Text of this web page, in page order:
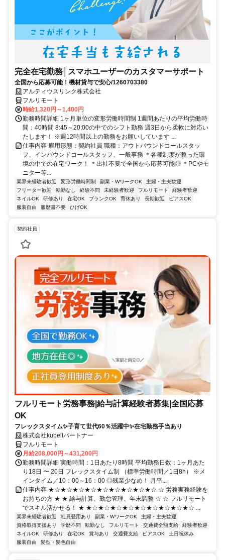
完全在宅勤務│スマホユーザーのカスタマーサポート
全国から応募可能！機材貸与で安心/1260703380
アルティウスリンク株式会社
フルリモート
時給1,320円～1,400円
勤務時間詳細 1ヶ月単位の変形労働時間制 1週間あたりの平均労働時
間：40時間 8:45～20:00の中でのシフト勤務 週3日から柔軟に対応い
たします！ ※週12時間以上の勤務をお願いしています ...
仕事内容 雇用形態：契約社員 職種：アウトバウンドコールスタッ
フ、インバウンドコールスタッフ、一般事務 ＊各種制度が整った環
境の中での在宅ワーク！ ＊出社不要で全国から応募可能◎ ＊PCやモ
ニター等...
業界未経験者歓迎 変形労働時間制 副業・WワークOK
主婦・主夫歓迎
フリーター歓迎
転勤なし 経験不問 未経験者歓迎 フルリモート
経験者歓迎
ネイルOK
研修あり 在宅OK ブランクOK 育休あり 長期歓迎
ピアスOK
服装自由
履歴書不要 ひげOK
契約社員
フルリモート労務事務|給与計算経験者募集|全国応募
OK
フレックスタイム✨子育て世代60％活躍中✨在宅勤務手当あり
株式会社kubellパートナー
フルリモート
月給208,000円～431,200円
勤務時間詳細 実働時間：1日あたり8時間 平均勤務日数：1ヶ月あた
り18日 〜 20日 フレックスタイム制 （標準労働時間／1日8h） ※メ
インタイム／10：00～16：00 ◎残業少なめ！ 月平...
仕事内容 ★☆★☆★☆★☆★☆★☆★☆★☆★☆ ☆ 労務実務経験を
お持ちの方 ★ ★ 給与計算、勤怠管理、年末調整 ☆ ☆ フルリモート
でスキル活かせる！ ★ ★☆★☆★☆★☆★☆★☆★☆★☆★☆ ...
業界未経験者歓迎 社員登用あり 副業・WワークOK
主婦・主夫歓迎
資格取得支援あり
学歴不問 転勤なし フルリモート 交通費全額支給
経験者歓迎
ネイルOK
研修あり 在宅OK 賞与あり 交通費支給 ピアスOK
土日祝休み
服装自由
髪型・髪色自由